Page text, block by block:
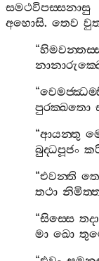
සමථවිපස‍්සනාසු
අහොසි. තෙව
“
“
පුරක‍්ඛතො
“ආයන‍්තු
බුද‍්ධපූජං
“එවන‍්ති තෙ
තථා
“සිස‍්සෙ තදා
මා ඛො